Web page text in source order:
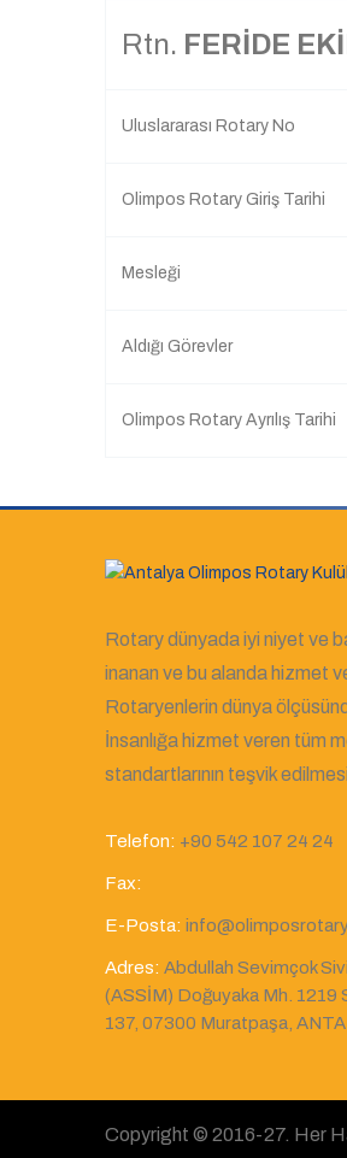
Rtn. FERİDE
Uluslararası Rotary No
Olimpos Rotary Giriş Tarihi
Mesleği
Aldığı Görevler
Olimpos Rotary Ayrılış Tarihi
Rotary dünyada iyi niyet ve
inanan ve bu alanda hizmet
Rotaryenlerin dünya
İnsanlığa hizmet veren tüm
standartlarının teşvik
Telefon: +90 542 107 24 24
Fax:
E-Posta:
Adres: Abdullah Sevimçok
(ASSİM) Doğuyaka Mh. 1219
137, 07300 Muratpaşa,
Copyright © 2016-27. Her